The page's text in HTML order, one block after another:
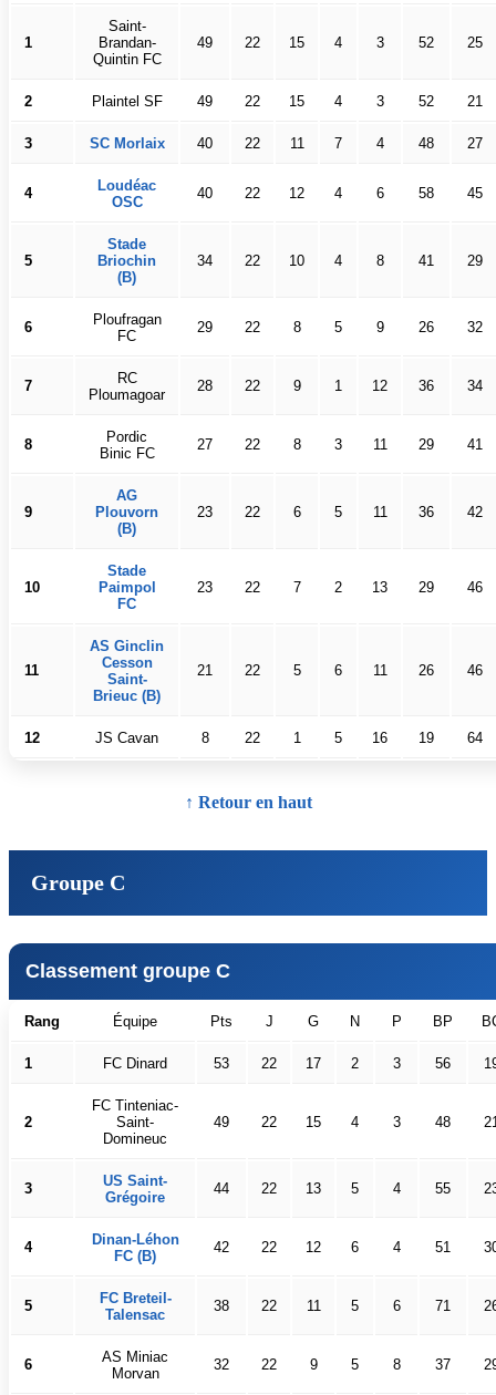
1
Saint-
Brandan-
Quintin FC
49 22 15 4 3 52 25
2 Plaintel SF 49 22 15 4 3 52 21
3 SC Morlaix 40 22 11 7 4 48 27
4
Loudéac
OSC
40 22 12 4 6 58 45
5
Stade
Briochin
(B)
34 22 10 4 8 41 29
6
Ploufragan
FC
29 22 8 5 9 26 32
7
RC
Ploumagoar
28 22 9 1 12 36 34
8
Pordic
Binic FC
27 22 8 3 11 29 41
9
AG
Plouvorn
(B)
23 22 6 5 11 36 42
10
Stade
Paimpol
FC
23 22 7 2 13 29 46
11
AS Ginclin
Cesson
Saint-
Brieuc (B)
21 22 5 6 11 26 46
12 JS Cavan 8 22 1 5 16 19 64
↑ Retour en haut
Groupe C
Classement groupe C
Rang Équipe Pts J G N P BP
1 FC Dinard 53 22 17 2 3 56
2
FC Tinteniac-
Saint-
Domineuc
49 22 15 4 3 48
3
US Saint-
Grégoire
44 22 13 5 4 55
4
Dinan-Léhon
FC (B)
42 22 12 6 4 51
5
FC Breteil-
Talensac
38 22 11 5 6 71
6
AS Miniac
Morvan
32 22 9 5 8 37